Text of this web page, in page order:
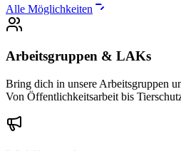
Alle Möglichkeiten
Arbeitsgruppen & LAKs
Bring dich in unsere Arbeitsgruppen
Von Öffentlichkeitsarbeit bis